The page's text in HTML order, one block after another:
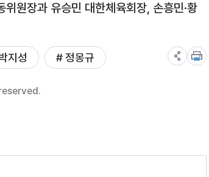
원장과 유승민 대한체육회장, 손흥민·황
지성 # 정몽규